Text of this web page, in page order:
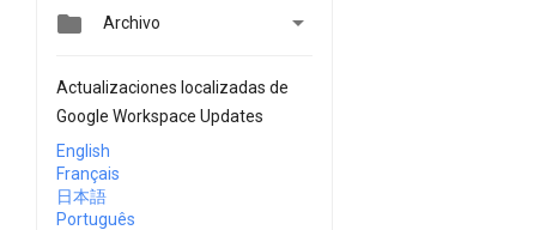
 Archivo 
Actualizaciones localizadas de
Google Workspace Updates
English
Français
日本語
Português